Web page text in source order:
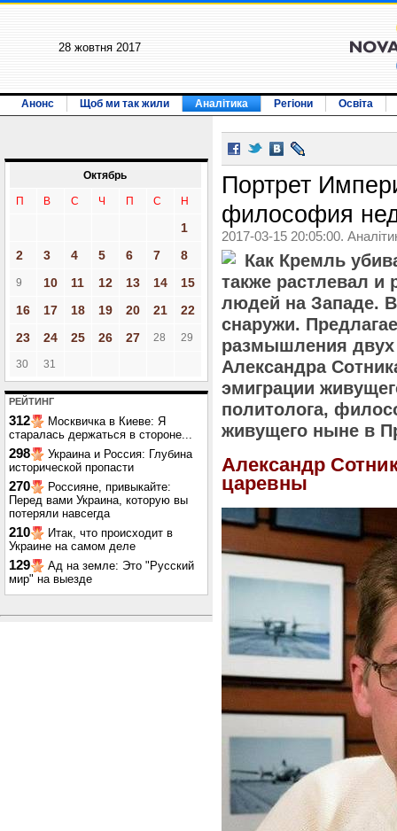
28 жовтня 2017
Анонс Щоб ми так жили Аналітика Регіони Освіта
Октябрь
П В С Ч П С Н
1
2
3 4 5 6 7 8
9 10 11 12 13 14
15
16
17 18 19 20 21
22
23
24 25 26 27 28 29
30 31
РЕЙТИНГ
312
Москвичка в Киеве: Я
старалась держаться в стороне...
298
Украина и Россия: Глубина
исторической пропасти
270
Россияне, привыкайте:
Перед вами Украина, которую вы
потеряли навсегда
210
Итак, что происходит в
Украине на самом деле
129
Ад на земле: Это "Русский
мир" на выезде
Портрет
философия
2017-03-15 20:05:00.
Как Кремль
также растлевал и
людей на Западе.
снаружи.
размышления двух
Александра
эмиграции
политолога,
живущего ныне в
Александр
царевны